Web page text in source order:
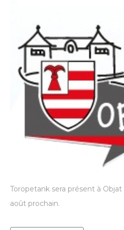
Toropetank sera présent à Objat
août prochain.